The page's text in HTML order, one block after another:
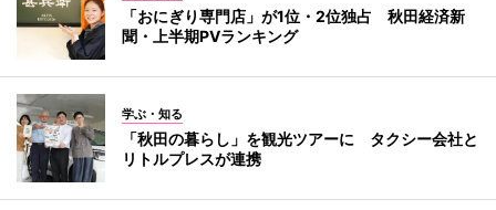
「おにぎり専門店」が1位・2位独占 秋田経済新
聞・上半期PVランキング
学ぶ・知る
「秋田の暮らし」を観光ツアーに タクシー会社と
リトルプレスが連携